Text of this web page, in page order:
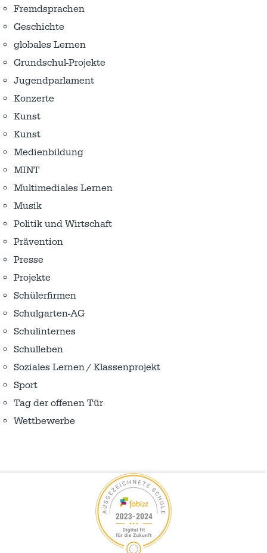
Fremdsprachen
Geschichte
globales Lernen
Grundschul-Projekte
Jugendparlament
Konzerte
Kunst
Kunst
Medienbildung
MINT
Multimediales Lernen
Musik
Politik und Wirtschaft
Prävention
Presse
Projekte
Schülerfirmen
Schulgarten-AG
Schulinternes
Schulleben
Soziales Lernen / Klassenprojekt
Sport
Tag der offenen Tür
Wettbewerbe